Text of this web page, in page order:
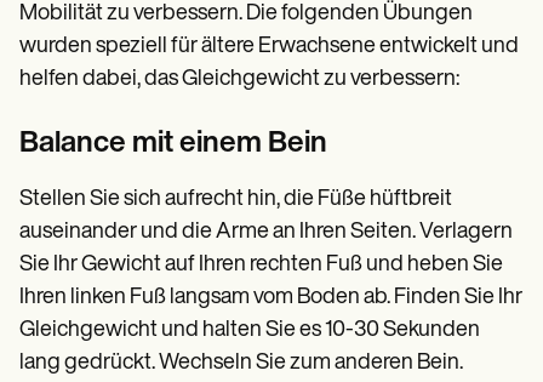
Mobilität zu verbessern. Die folgenden Übungen
wurden speziell für ältere Erwachsene entwickelt und
helfen dabei, das Gleichgewicht zu verbessern:
Balance mit einem Bein
Stellen Sie sich aufrecht hin, die Füße hüftbreit
auseinander und die Arme an Ihren Seiten. Verlagern
Sie Ihr Gewicht auf Ihren rechten Fuß und heben Sie
Ihren linken Fuß langsam vom Boden ab. Finden Sie Ihr
Gleichgewicht und halten Sie es 10-30 Sekunden
lang gedrückt. Wechseln Sie zum anderen Bein.